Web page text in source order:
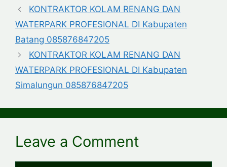
KONTRAKTOR KOLAM RENANG DAN
WATERPARK PROFESIONAL DI Kabupaten
Batang 085876847205
KONTRAKTOR KOLAM RENANG DAN
WATERPARK PROFESIONAL DI Kabupaten
Simalungun 085876847205
Leave a Comment